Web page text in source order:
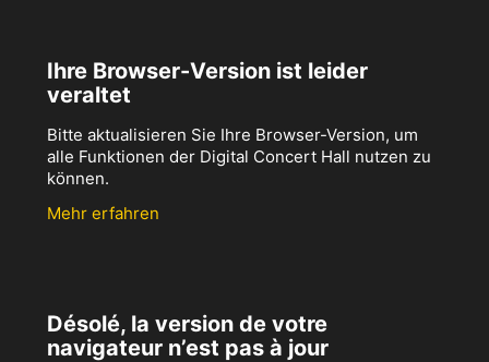
Ihre Browser-Version ist leider
veraltet
Bitte aktualisieren Sie Ihre Browser-Version, um
alle Funktionen der Digital Concert Hall nutzen zu
können.
Mehr erfahren
Désolé, la version de votre
navigateur n’est pas à jour